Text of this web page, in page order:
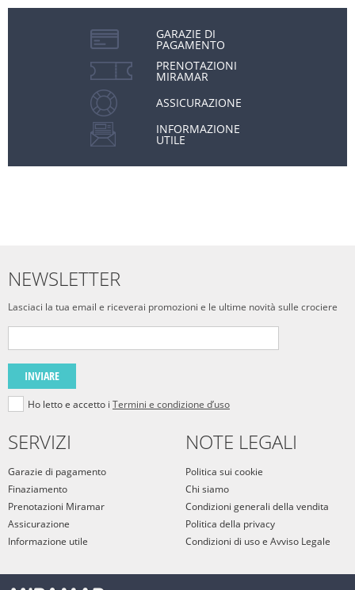
GARAZIE DI
PAGAMENTO
PRENOTAZIONI
MIRAMAR
ASSICURAZIONE
INFORMAZIONE
UTILE
NEWSLETTER
Lasciaci la tua email e riceverai promozioni e le ultime novità sulle crociere
INVIARE
Ho letto e accetto i Termini e condizione d’uso
SERVIZI
Garazie di pagamento
Finaziamento
Prenotazioni Miramar
Assicurazione
Informazione utile
NOTE LEGALI
Politica sui cookie
Chi siamo
Condizioni generali della vendita
Politica della privacy
Condizioni di uso e Avviso Legale